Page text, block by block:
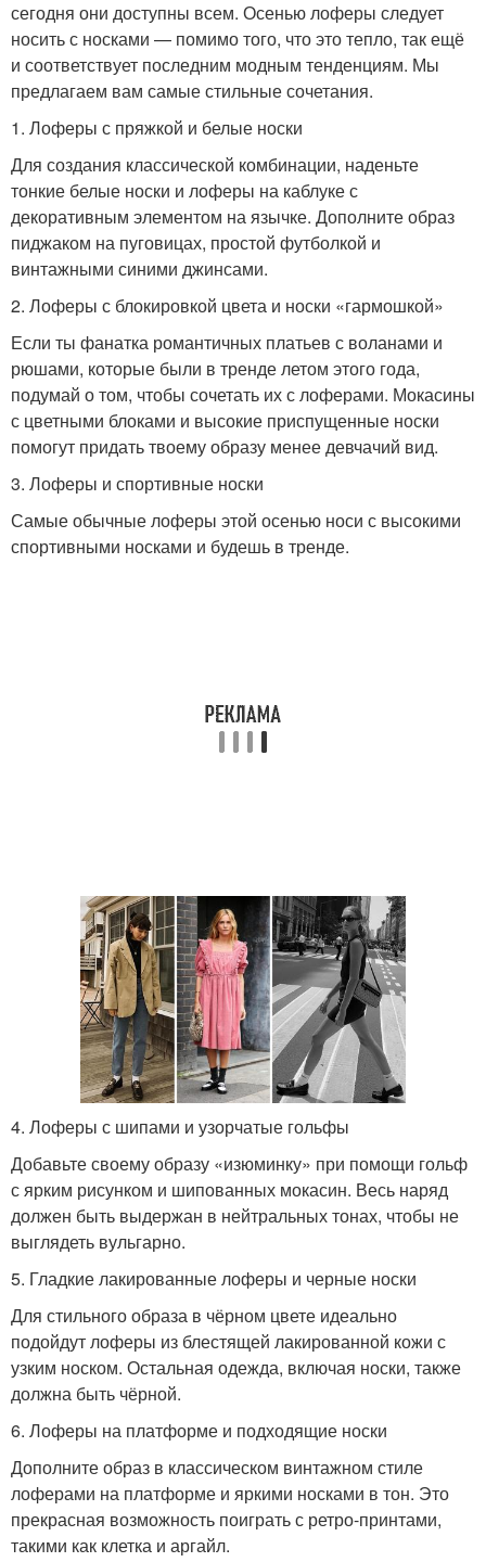
сегодня они доступны всем. Осенью лоферы следует
носить с носками — помимо того, что это тепло, так ещё
и соответствует последним модным тенденциям. Мы
предлагаем вам самые стильные сочетания.
1. Лоферы с пряжкой и белые носки
Для создания классической комбинации, наденьте
тонкие белые носки и лоферы на каблуке с
декоративным элементом на язычке. Дополните образ
пиджаком на пуговицах, простой футболкой и
винтажными синими джинсами.
2. Лоферы с блокировкой цвета и носки «гармошкой»
Если ты фанатка романтичных платьев с воланами и
рюшами, которые были в тренде летом этого года,
подумай о том, чтобы сочетать их с лоферами. Мокасины
с цветными блоками и высокие приспущенные носки
помогут придать твоему образу менее девчачий вид.
3. Лоферы и спортивные носки
Самые обычные лоферы этой осенью носи с высокими
спортивными носками и будешь в тренде.
4. Лоферы с шипами и узорчатые гольфы
Добавьте своему образу «изюминку» при помощи гольф
с ярким рисунком и шипованных мокасин. Весь наряд
должен быть выдержан в нейтральных тонах, чтобы не
выглядеть вульгарно.
5. Гладкие лакированные лоферы и черные носки
Для стильного образа в чёрном цвете идеально
подойдут лоферы из блестящей лакированной кожи с
узким носком. Остальная одежда, включая носки, также
должна быть чёрной.
6. Лоферы на платформе и подходящие носки
Дополните образ в классическом винтажном стиле
лоферами на платформе и яркими носками в тон. Это
прекрасная возможность поиграть с ретро-принтами,
такими как клетка и аргайл.